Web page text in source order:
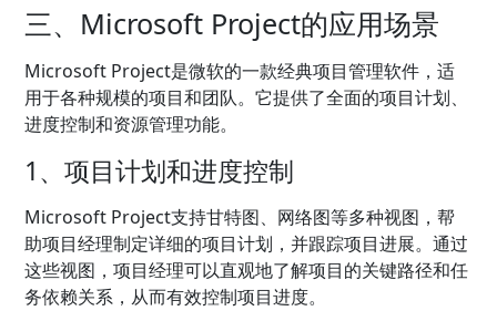
三、Microsoft Project的应用场景
Microsoft Project是微软的一款经典项目管理软件，适
用于各种规模的项目和团队。它提供了全面的项目计划、
进度控制和资源管理功能。
1、项目计划和进度控制
Microsoft Project支持甘特图、网络图等多种视图，帮
助项目经理制定详细的项目计划，并跟踪项目进展。通过
这些视图，项目经理可以直观地了解项目的关键路径和任
务依赖关系，从而有效控制项目进度。